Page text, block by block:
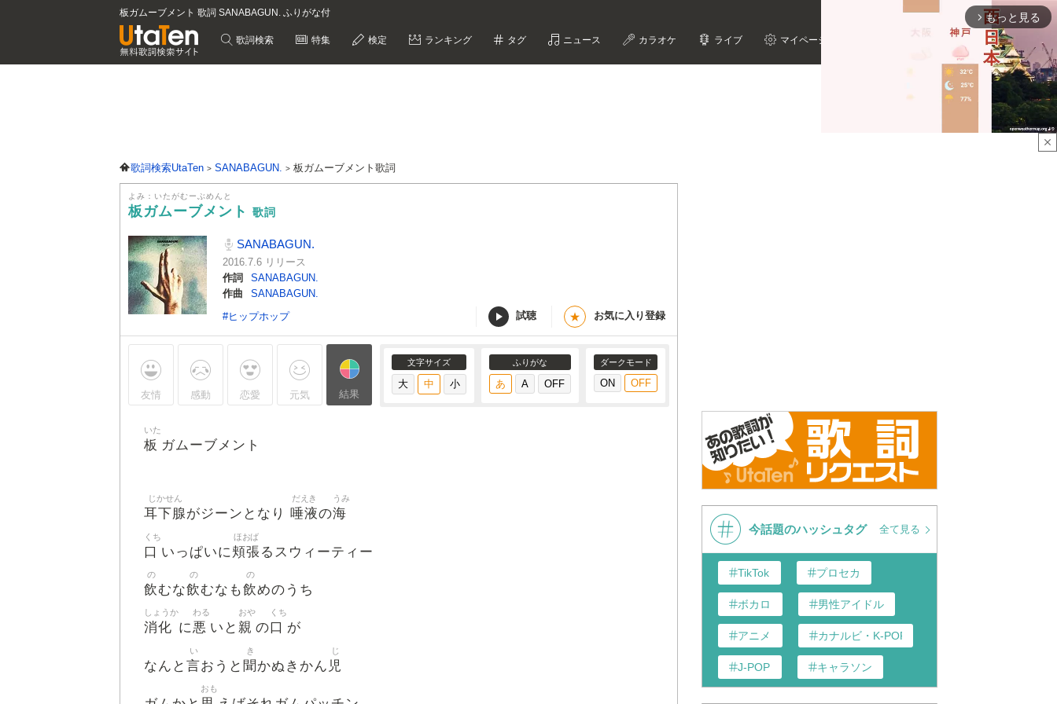
板ガムーブメント 歌詞 SANABAGUN. ふりがな付
歌詞検索 特集 検定 ランキング タグ ニュース カラオケ ライブ マイページ
歌詞検索UtaTen SANABAGUN. 板ガムーブメント歌詞
よみ：いたがむーぶめんと
板ガムーブメント 歌詞
SANABAGUN.
2016.7.6 リリース
作詞
SANABAGUN.
作曲
SANABAGUN.
#ヒップホップ
試聴 ★ お気に入り登録
友情 感動 恋愛 元気 結果
文字サイズ ふりがな ダークモード
板
いた
ガムーブメント
耳下腺
じかせん
がジーンとなり 唾液
だえき
の海
うみ
口
くち
いっぱいに頬張
ほおば
るスウィーティー
飲
の
むな飲
の
むなも飲
の
めのうち
消化
しょうか
に悪
わる
いと 親
おや
の 口
くち
が
なんと 言
い
おうと 聞
き
かぬきかん 児
じ
おも
close
arrow_forward_ios もっと見る
今話題のハッシュタグ 全て見る
TikTok プロセカ
ボカロ 男性アイドル
アニメ カナルビ・K-POP和訳
J-POP キャラソン